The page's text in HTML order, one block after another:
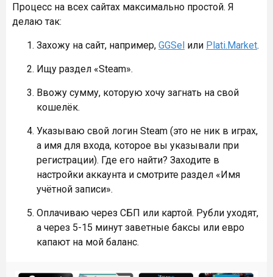
Процесс на всех сайтах максимально простой. Я
делаю так:
Захожу на сайт, например, GGSel или Plati.Market.
Ищу раздел «Steam».
Ввожу сумму, которую хочу загнать на свой
кошелёк.
Указываю свой логин Steam (это не ник в играх,
а имя для входа, которое вы указывали при
регистрации). Где его найти? Заходите в
настройки аккаунта и смотрите раздел «Имя
учётной записи».
Оплачиваю через СБП или картой. Рубли уходят,
а через 5-15 минут заветные баксы или евро
капают на мой баланс.